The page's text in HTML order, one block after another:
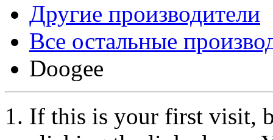
Другие производители
Все остальные
Doogee
If this is your first visit,